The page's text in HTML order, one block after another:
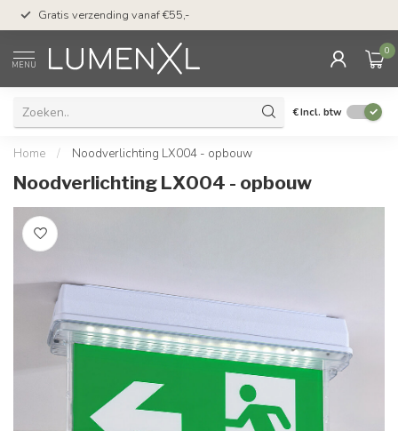
Gratis verzending vanaf €55,-
MENU
0
€Incl. btw
Home / Noodverlichting LX004 - opbouw
Noodverlichting LX004 - opbouw